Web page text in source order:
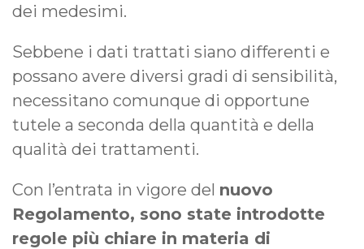
dei medesimi.
Sebbene i dati trattati siano differenti e
possano avere diversi gradi di sensibilità,
necessitano comunque di opportune
tutele a seconda della quantità e della
qualità dei trattamenti.
Con l’entrata in vigore del nuovo
Regolamento, sono state introdotte
regole più chiare in materia di